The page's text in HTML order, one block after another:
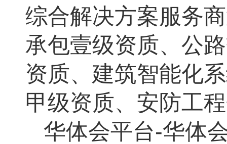
综合解决方案服务
承包壹级资质、公
资质、建筑智能化
甲级资质、安防工
华体会平台-华体